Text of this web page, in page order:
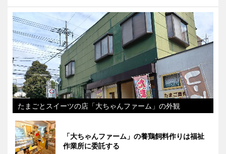
たまごとスイーツの店「大ちゃんファーム」の外観
「大ちゃんファーム」の養鶏飼料作りは福祉
作業所に委託する